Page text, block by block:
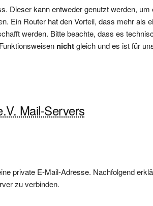
Dieser kann entweder genutzt werden,
Ein Router hat den Vorteil, dass mehr als
werden. Bitte beachte, dass es
nichtgleich und es ist für
Mail-Servers
private E-Mail-Adresse. Nachfolgend
zu verbinden.